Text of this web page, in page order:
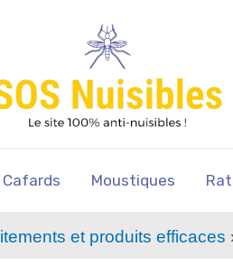
Cafards Moustiques
et produits efficaces